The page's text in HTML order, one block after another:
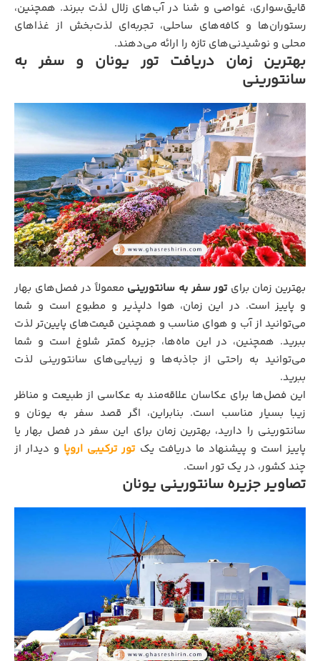
قایق‌سواری، غواصی و شنا در آب‌های زلال لذت ببرند. همچنین،
رستوران‌ها و کافه‌های ساحلی، تجربه‌ای لذت‌بخش از غذاهای
محلی و نوشیدنی‌های تازه را ارائه می‌دهند.
بهترین زمان دریافت تور یونان و سفر به
سانتورینی
بهترین زمان برای تور سفر به سانتورینی معمولاً در فصل‌های بهار
و پاییز است. در این زمان، هوا دلپذیر و مطبوع است و شما
می‌توانید از آب و هوای مناسب و همچنین قیمت‌های پایین‌تر لذت
ببرید. همچنین، در این ماه‌ها، جزیره کمتر شلوغ است و شما
می‌توانید به راحتی از جاذبه‌ها و زیبایی‌های سانتورینی لذت
ببرید.
این فصل‌ها برای عکاسان علاقه‌مند به عکاسی از طبیعت و مناظر
زیبا بسیار مناسب است. بنابراین، اگر قصد سفر به یونان و
سانتورینی را دارید، بهترین زمان برای این سفر در فصل بهار یا
پاییز است و پیشنهاد ما دریافت یکتور ترکیبی اروپا و دیدار از
چند کشور، در یک تور است.
تصاویر جزیره سانتورینی یونان